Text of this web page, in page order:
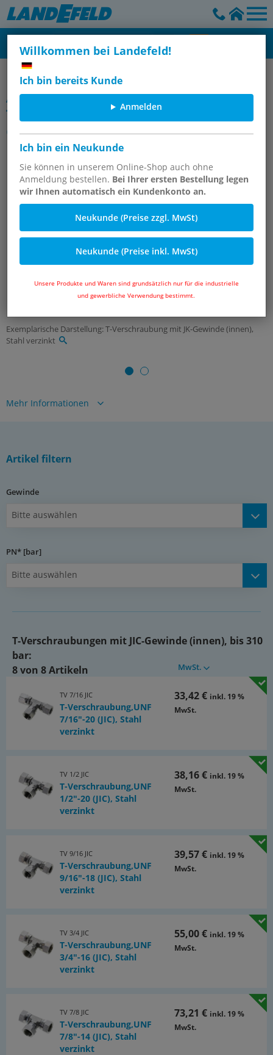
Willkommen bei Landefeld!
Ich bin bereits Kunde
Anmelden
Ich bin ein Neukunde
Sie können in unserem Online-Shop auch ohne
Anmeldung bestellen. Bei Ihrer ersten Bestellung legen
wir Ihnen automatisch ein Kundenkonto an.
Neukunde (Preise zzgl. MwSt)
Neukunde (Preise inkl. MwSt)
Unsere Produkte und Waren sind grundsätzlich nur für die industrielle
und gewerbliche Verwendung bestimmt.
T-Stücke & Kreuz-Stücke
Artikelgruppe
T-Verschraubungen mit JIC-
Gewinde (innen), bis 310 bar
Exemplarische Darstellung: T-Verschraubung mit JK-Gewinde (innen),
Stahl verzinkt
*in Versuchen mit Hydrauliköl ermittelte Richtwerte mit 4-facher
Katalogseite Atlas 9 (Seite 240)
Mehr Informationen
Artikel filtern
Gewinde
Bitte auswählen
PN* [bar]
Bitte auswählen
T-Verschraubungen mit JIC-Gewinde (innen), bis 310
bar:
8 von 8 Artikeln
MwSt.
TV 7/16 JIC
T-Verschraubung,UNF
7/16"-20 (JIC), Stahl
verzinkt
33,42 € inkl. 19 %
MwSt.
TV 1/2 JIC
T-Verschraubung,UNF
1/2"-20 (JIC), Stahl
verzinkt
38,16 € inkl. 19 %
MwSt.
TV 9/16 JIC
T-Verschraubung,UNF
9/16"-18 (JIC), Stahl
verzinkt
39,57 € inkl. 19 %
MwSt.
TV 3/4 JIC
T-Verschraubung,UNF
3/4"-16 (JIC), Stahl
verzinkt
55,00 € inkl. 19 %
MwSt.
TV 7/8 JIC
T-Verschraubung,UNF
7/8"-14 (JIC), Stahl
verzinkt
73,21 € inkl. 19 %
MwSt.